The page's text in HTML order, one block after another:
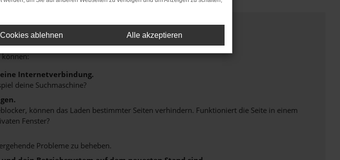
können:
Internetverbindung.
deine Suchmaschine?
können das Laden bestimmter Seiten verhindern. Funktioniert die Seite in einem
Fenster?
Probleme zu beheben.
ablehnen Alle akzeptieren